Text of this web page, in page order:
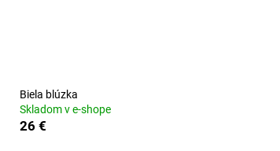
Biela blúzka
Skladom v e-shope
26 €